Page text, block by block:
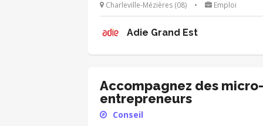
chef d’entreprise. Vous
active et dans la durée. Vous utilisez le
Charleville-Mézières (08) • Emploi
Adie Grand Est
Accompagnez des micro-
entrepreneurs
Conseil